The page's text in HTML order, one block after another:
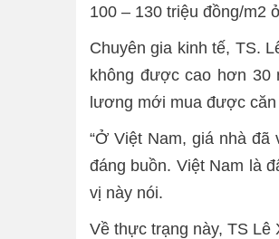
100 – 130 triệu đồng/m2
Chuyên gia kinh tế, TS.
không được cao hơn 30
lương mới mua được căn
“Ở Việt Nam, giá nhà
đáng buồn. Việt Nam là
vị này nói.
Về thực trạng này, TS Lê